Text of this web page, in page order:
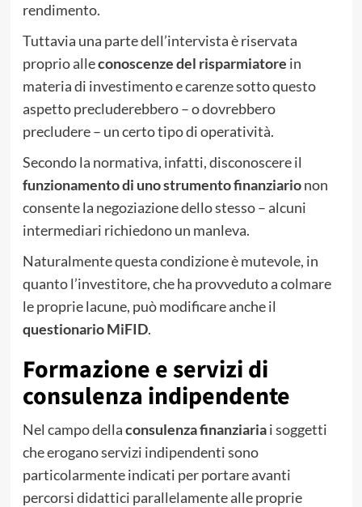
rendimento.
Tuttavia una parte dell’intervista è riservata
proprio alleconoscenze del risparmiatore in
materia di investimento e carenze sotto questo
aspetto precluderebbero – o dovrebbero
precludere – un certo tipo di operatività.
Secondo la normativa, infatti, disconoscere il
funzionamento di uno strumento finanziarionon
consente la negoziazione dello stesso – alcuni
intermediari richiedono un manleva.
Naturalmente questa condizione è mutevole, in
quanto l’investitore, che ha provveduto a colmare
le proprie lacune, può modificare anche il
questionario MiFID.
Formazione e servizi di
consulenza indipendente
Nel campo dellaconsulenza finanziariai soggetti
che erogano servizi indipendenti sono
particolarmente indicati per portare avanti
percorsi didattici parallelamente alle proprie